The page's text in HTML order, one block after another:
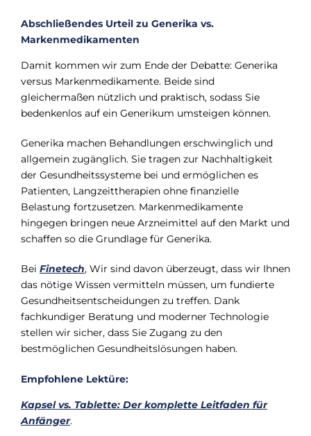
Abschließendes Urteil zu Generika vs.
Markenmedikamenten
Damit kommen wir zum Ende der Debatte: Generika
versus Markenmedikamente. Beide sind
gleichermaßen nützlich und praktisch, sodass Sie
bedenkenlos auf ein Generikum umsteigen können.
Generika machen Behandlungen erschwinglich und
allgemein zugänglich. Sie tragen zur Nachhaltigkeit
der Gesundheitssysteme bei und ermöglichen es
Patienten, Langzeittherapien ohne finanzielle
Belastung fortzusetzen. Markenmedikamente
hingegen bringen neue Arzneimittel auf den Markt und
schaffen so die Grundlage für Generika.
Bei Finetech, Wir sind davon überzeugt, dass wir Ihnen
das nötige Wissen vermitteln müssen, um fundierte
Gesundheitsentscheidungen zu treffen. Dank
fachkundiger Beratung und moderner Technologie
stellen wir sicher, dass Sie Zugang zu den
bestmöglichen Gesundheitslösungen haben.
Empfohlene Lektüre:
Kapsel vs. Tablette: Der komplette Leitfaden für
Anfänger.